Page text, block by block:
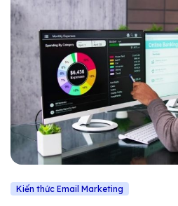
Kiến thức Email Marketing